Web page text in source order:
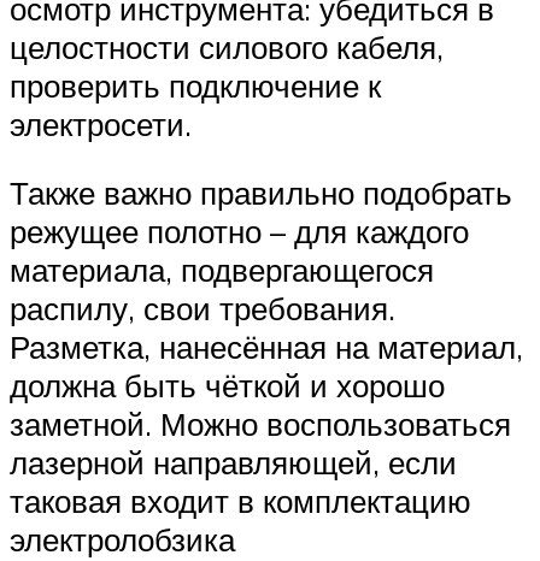
осмотр инструмента: убедиться в
целостности силового кабеля,
проверить подключение к
электросети.
Также важно правильно подобрать
режущее полотно – для каждого
материала, подвергающегося
распилу, свои требования.
Разметка, нанесённая на материал,
должна быть чёткой и хорошо
заметной. Можно воспользоваться
лазерной направляющей, если
таковая входит в комплектацию
электролобзика